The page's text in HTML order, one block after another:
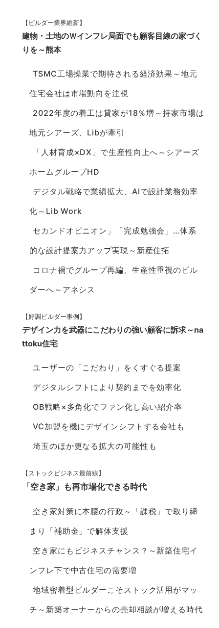
【ビルダー業界維新】
建物・土地のＷインフレ局面でも顧客目線の家づく
りを～熊本
TSMC工場操業で期待される経済効果～地元
住宅会社は市場動向を注視
2022年度の着工は貸家が18％増～持家市場は
地元シアーズ、Libが牽引
「人材育成×DX」で生産性向上へ～シアーズ
ホームグループHD
デジタル戦略で業績拡大、AIで設計業務効率
化～Lib Work
セカンドオピニオン」「完成勉強会」…体系
的な設計提案力アップ実現～新産住拓
コロナ禍でグループ再編、生産性重視のビル
ダーへ～アネシス
【好調ビルダー事例】
デザイン力を武器にこだわりの強い顧客に訴求～na
ttoku住宅
ユーザーの「こだわり」をくすぐる提案
デジタルシフトにより契約までを効率化
OB戦略×多角化でファン化し高い紹介率
VC加盟を機にデザインシフトする会社も
埼玉のほか更なる拡大の可能性も
【ストックビジネス最前線】
「空き家」も再市場化できる時代
空き家対策に本腰の行政～「課税」で取り締
まり「補助金」で解体支援
空き家にもビジネスチャンス？～新築住宅イ
ンフレ下で中古住宅の需要増
地域密着型ビルダーこそストック活用がマッ
チ～新築オーナーからの売却相談が増える時代